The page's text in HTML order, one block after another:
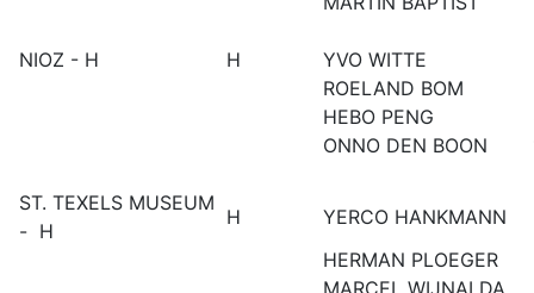
NIOZ - H H YVO WITTE
ROELAND BOM
HEBO PENG
ONNO DEN BOON
ST. TEXELS MUSEUM
- H
H YERCO HANKMANN
HERMAN PLOEGER
MARCEL WIJNALDA